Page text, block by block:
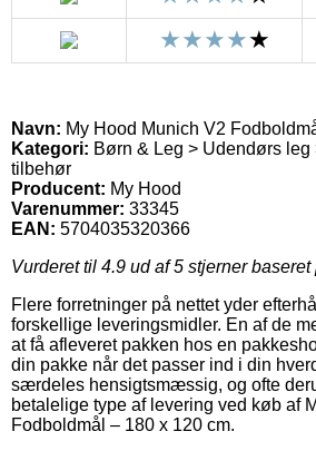
Navn: My Hood Munich V2
Kategori: Børn & Leg > Udendørs
tilbehør
Producent: My Hood
Varenummer: 33345
EAN: 5704035320366
Vurderet til 4.9 ud af 5 stjerner baseret
Flere forretninger på nettet yder
forskellige leveringsmidler. En af de
at få afleveret pakken hos en
din pakke når det passer ind i din
særdeles hensigtsmæssig, og ofte
betalelige type af levering ved køb af
Fodboldmål – 180 x 120 cm.